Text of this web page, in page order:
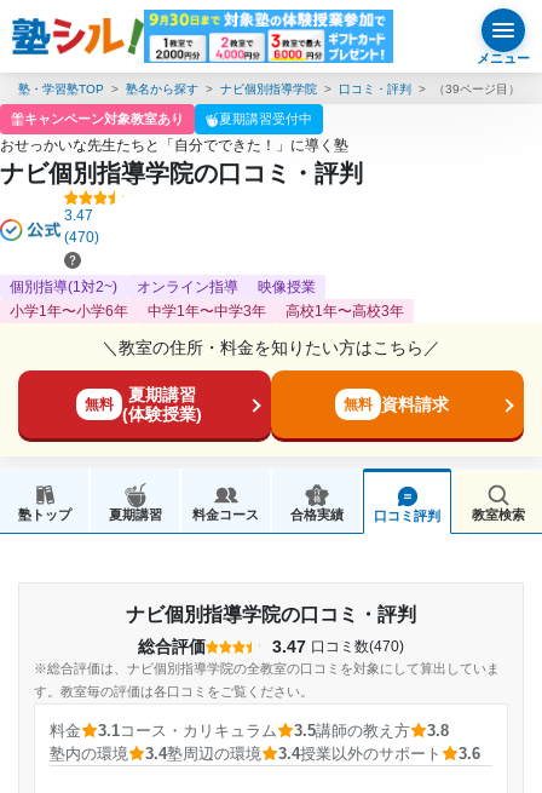
メニュー
塾・学習塾TOP 塾名から探す ナビ個別指導学院 口コミ・評判 （39ページ目）
キャンペーン対象教室あり 夏期講習受付中
おせっかいな先生たちと「自分でできた！」に導く塾
ナビ個別指導学院の口コミ・評判
3.47
(470)
個別指導(1対2~) オンライン指導
映像授業
小学1年〜小学6年
中学1年〜中学3年 高校1年〜高校3年
＼教室の住所・料金を知りたい方はこちら／
無料
夏期講習
(体験授業)
無料 資料請求
塾トップ 夏期講習 料金コース 合格実績 口コミ評判 教室検索
ナビ個別指導学院の口コミ・評判
総合評価 3.47 口コミ数(470)
※総合評価は、ナビ個別指導学院の全教室の口コミを対象にして算出していま
す。教室毎の評価は各口コミをご覧ください。
料金 3.1コース・カリキュラム 3.5講師の教え方
3.8
塾内の環境
3.4塾周辺の環境 3.4授業以外のサポート 3.6